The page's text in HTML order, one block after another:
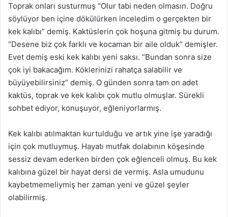
Toprak onları susturmuş “Olur tabi neden olmasın. Doğru
söylüyor ben içine dökülürken inceledim o gerçekten bir
kek kalıbı” demiş. Kaktüslerin çok hoşuna gitmiş bu durum.
“Desene biz çok farklı ve kocaman bir aile olduk” demişler.
Evet demiş eski kek kalıbı yeni saksı. “Bundan sonra size
çok iyi bakacağım. Köklerinizi rahatça salabilir ve
büyüyebilirsiniz” demiş. O günden sonra tam on adet
kaktüs, toprak ve kek kalıbı çok mutlu olmuşlar. Sürekli
sohbet ediyor, konuşuyor, eğleniyorlarmış.
Kek kalıbı atılmaktan kurtulduğu ve artık yine işe yaradığı
için çok mutluymuş. Hayatı mutfak dolabının köşesinde
sessiz devam ederken birden çok eğlenceli olmuş. Bu kek
kalıbına güzel bir hayat dersi de vermiş. Asla umudunu
kaybetmemeliymiş her zaman yeni ve güzel şeyler
olabilirmiş.